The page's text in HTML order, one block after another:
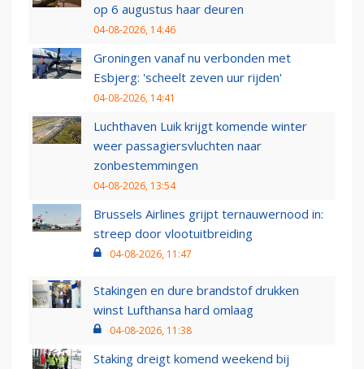
op 6 augustus haar deuren
04-08-2026, 14:46
Groningen vanaf nu verbonden met
Esbjerg: 'scheelt zeven uur rijden'
04-08-2026, 14:41
Luchthaven Luik krijgt komende winter
weer passagiersvluchten naar
zonbestemmingen
04-08-2026, 13:54
Brussels Airlines grijpt ternauwernood in:
streep door vlootuitbreiding
04-08-2026, 11:47
Stakingen en dure brandstof drukken
winst Lufthansa hard omlaag
04-08-2026, 11:38
Staking dreigt komend weekend bij